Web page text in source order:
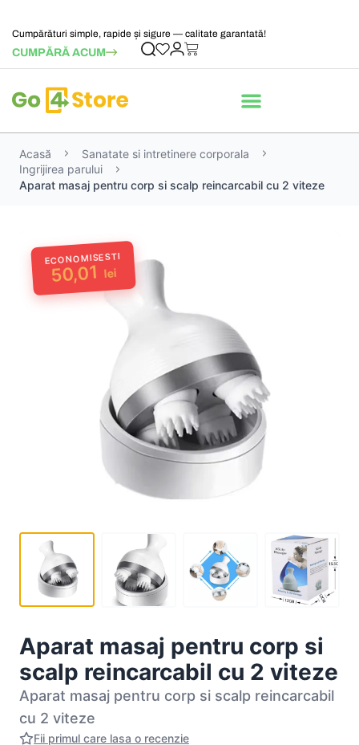
Cumpărături simple, rapide și sigure — calitate garantată!
CUMPĂRĂ ACUM
Acasă
Sanatate si intretinere corporala
Ingrijirea parului
Aparat masaj pentru corp si scalp reincarcabil cu 2 viteze
ECONOMISESTI
50,01 lei
Aparat masaj pentru corp si
scalp reincarcabil cu 2 viteze
Aparat masaj pentru corp si scalp reincarcabil
cu 2 viteze
Fii primul care lasa o recenzie